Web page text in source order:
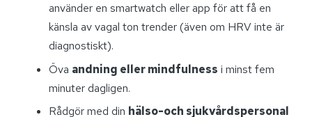
använder en smartwatch eller app för att få en
känsla av vagal ton trender (även om HRV inte är
diagnostiskt).
Öva andning eller mindfulness i minst fem
minuter dagligen.
Rådgör med din hälso-och sjukvårdspersonal